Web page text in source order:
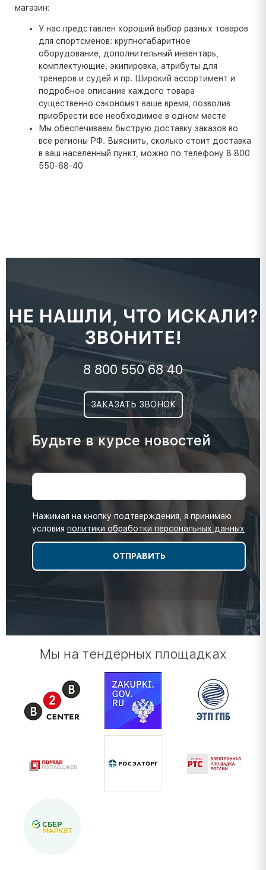
магазин:
У нас представлен хороший выбор разных товаров
для спортсменов: крупногабаритное
оборудование, дополнительный инвентарь,
комплектующие, экипировка, атрибуты для
тренеров и судей и пр. Широкий ассортимент и
подробное описание каждого товара
существенно сэкономят ваше время, позволив
приобрести все необходимое в одном месте
Мы обеспечиваем быструю доставку заказов во
все регионы РФ. Выяснить, сколько стоит доставка
в ваш населенный пункт, можно по телефону 8 800
550-68-40
НЕ НАШЛИ, ЧТО ИСКАЛИ?
ЗВОНИТЕ!
8 800 550 68 40
ЗАКАЗАТЬ ЗВОНОК
Будьте в курсе новостей
Нажимая на кнопку подтверждения, я принимаю
условия политики обработки персональных данных
Мы на тендерных площадках